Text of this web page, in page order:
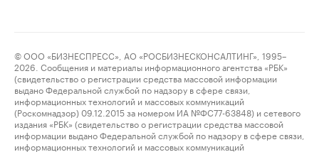
© ООО «БИЗНЕСПРЕСС», АО «РОСБИЗНЕСКОНСАЛТИНГ», 1995–
2026. Сообщения и материалы информационного агентства «РБК»
(свидетельство о регистрации средства массовой информации
выдано Федеральной службой по надзору в сфере связи,
информационных технологий и массовых коммуникаций
(Роскомнадзор) 09.12.2015 за номером ИА №ФС77-63848) и сетевого
издания «РБК» (свидетельство о регистрации средства массовой
информации выдано Федеральной службой по надзору в сфере связи,
информационных технологий и массовых коммуникаций